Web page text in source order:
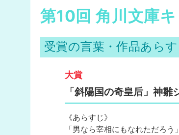
第10回 角川文庫
受賞の言葉・作品あらす
大賞
「斜陽国の奇皇后」神雛
《あらすじ》
「男なら宰相にもなれただろ